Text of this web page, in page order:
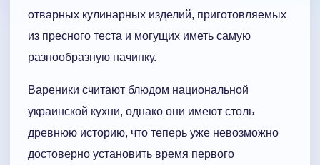
отварных кулинарных изделий, приготовляемых
из пресного теста и могущих иметь самую
разнообразную начинку.
Вареники считают блюдом национальной
украинской кухни, однако они имеют столь
древнюю историю, что теперь уже невозможно
достоверно установить время первого